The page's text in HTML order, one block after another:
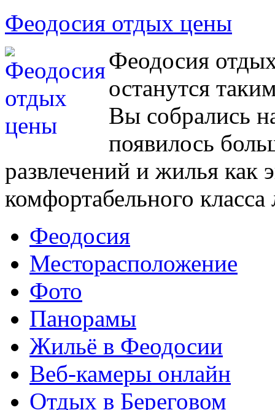
Феодосия отдых цены
Феодосия
останутся
Вы собрались
появилось
развлечений и жилья как
комфортабельного
Феодосия
Месторасположение
Фото
Панорамы
Жильё в Феодосии
Веб-камеры онлайн
Отдых в Береговом